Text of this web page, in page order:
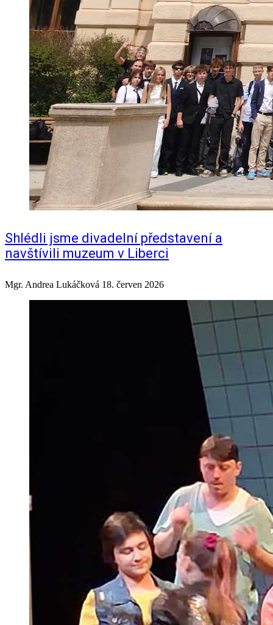
Shlédli jsme divadelní představení a
navštívili muzeum v Liberci
Mgr. Andrea Lukáčková 18. červen 2026